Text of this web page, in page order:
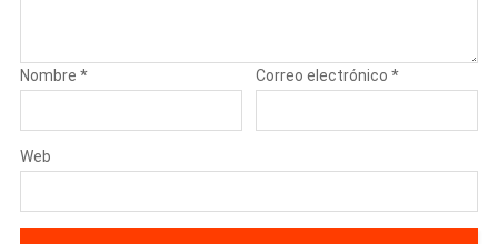
Nombre * Correo electrónico*
Web